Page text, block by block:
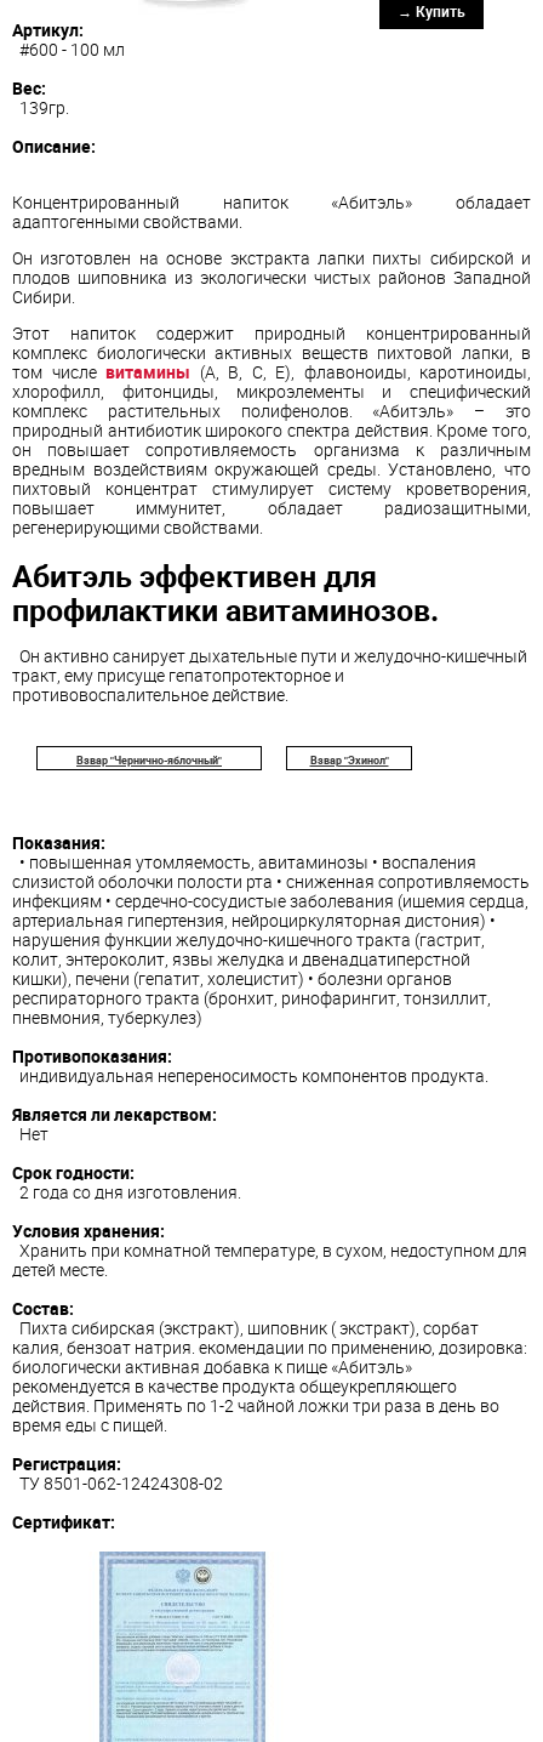
→ Купить
Артикул:
#600 - 100 мл
Вес:
139гр.
Описание:
Концентрированный напиток «Абитэль» обладает
адаптогенными свойствами.
Он изготовлен на основе экстракта лапки пихты сибирской и
плодов шиповника из экологически чистых районов Западной
Сибири.
Этот напиток содержит природный концентрированный
комплекс биологически активных веществ пихтовой лапки, в
том числе витамины (А, В, С, Е), флавоноиды, каротиноиды,
хлорофилл, фитонциды, микроэлементы и специфический
комплекс растительных полифенолов. «Абитэль» – это
природный антибиотик широкого спектра действия. Кроме того,
он повышает сопротивляемость организма к различным
вредным воздействиям окружающей среды. Установлено, что
пихтовый концентрат стимулирует систему кроветворения,
повышает иммунитет, обладает радиозащитными,
регенерирующими свойствами.
Абитэль эффективен для
профилактики авитаминозов.
Он активно санирует дыхательные пути и желудочно-кишечный
тракт, ему присуще гепатопротекторное и
противовоспалительное действие.
Взвар "Чернично-яблочный" Взвар "Эхинол"
Показания:
• повышенная утомляемость, авитаминозы • воспаления
слизистой оболочки полости рта • сниженная сопротивляемость
инфекциям • сердечно-сосудистые заболевания (ишемия сердца,
артериальная гипертензия, нейроциркуляторная дистония) •
нарушения функции желудочно-кишечного тракта (гастрит,
колит, энтероколит, язвы желудка и двенадцатиперстной
кишки), печени (гепатит, холецистит) • болезни органов
респираторного тракта (бронхит, ринофарингит, тонзиллит,
пневмония, туберкулез)
Противопоказания:
индивидуальная непереносимость компонентов продукта.
Является ли лекарством:
Нет
Срок годности:
2 года со дня изготовления.
Условия хранения:
Хранить при комнатной температуре, в сухом, недоступном для
детей месте.
Состав:
Пихта сибирская (экстракт), шиповник ( экстракт), сорбат
калия, бензоат натрия. екомендации по применению, дозировка:
биологически активная добавка к пище «Абитэль»
рекомендуется в качестве продукта общеукрепляющего
действия. Применять по 1-2 чайной ложки три раза в день во
время еды с пищей.
Регистрация:
ТУ 8501-062-12424308-02
Сертификат: